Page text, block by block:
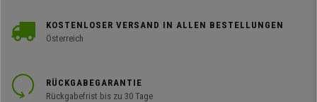
KOSTENLOSER VERSAND IN ALLEN BESTELLUNGEN
Österreich
RÜCKGABEGARANTIE
Rückgabefrist bis zu 30 Tage